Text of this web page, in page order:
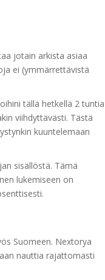
jotain arkista asiaa
ei (ymmärrettävistä
tällä hetkellä 2 tuntia
viihdyttävästi. Tästä
kuuntelemaan
sisällöstä. Tämä
lukemiseen on
Suomeen. Nextorya
nauttia rajattomasti